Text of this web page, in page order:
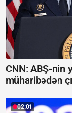
CNN: ABŞ-nin
müharibədən
02:01